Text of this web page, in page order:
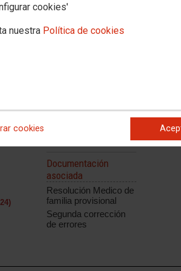
cookies'
nuestra Política de cookies
cookies
Documentación
asociada
Resolución Medico de
familia provisional
Segunda corrección
de errores